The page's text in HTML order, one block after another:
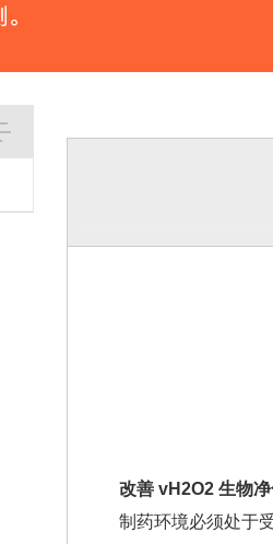
改善 vH2O2 生物净
制药环境必须处于受